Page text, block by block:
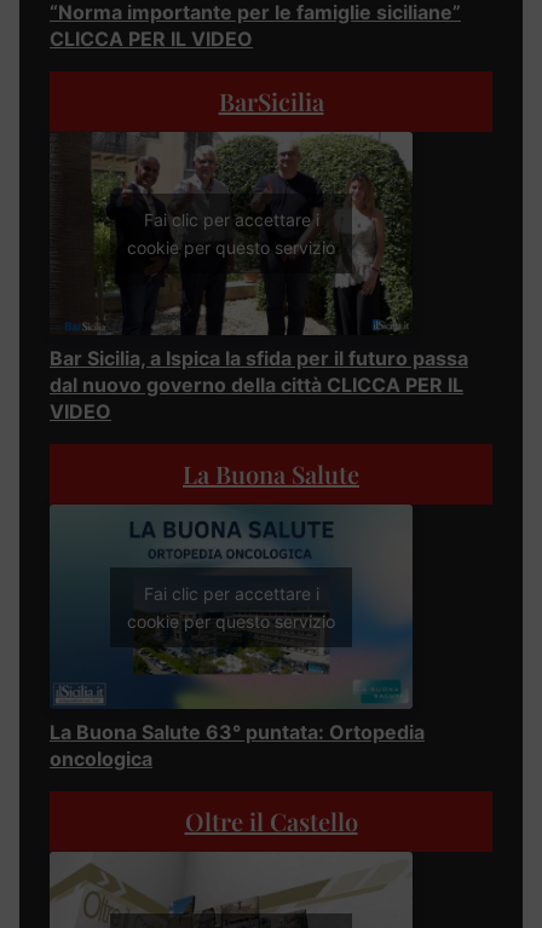
“Norma importante per le famiglie siciliane”
CLICCA PER IL VIDEO
BarSicilia
Fai clic per accettare i
cookie per questo servizio
Bar Sicilia, a Ispica la sfida per il futuro passa
dal nuovo governo della città CLICCA PER IL
VIDEO
La Buona Salute
Fai clic per accettare i
cookie per questo servizio
La Buona Salute 63° puntata: Ortopedia
oncologica
Oltre il Castello